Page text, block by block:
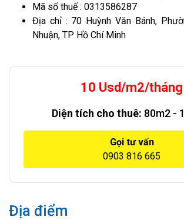
Mã số thuế : 0313586287
Địa chỉ : 70 Huỳnh Văn Bánh,
Nhuận, TP Hồ Chí Minh
10 Usd/m2/tháng
Diện tích cho thuê: 80m2 -
Gọi tư vấn
0903 816 665
Địa điểm